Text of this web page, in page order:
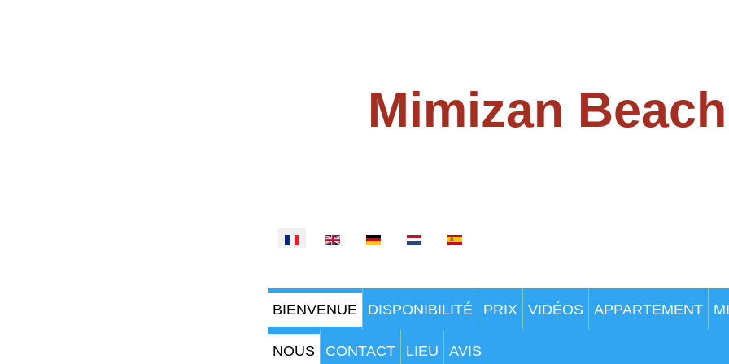
Mimizan Beach
Sélectionnez votre langue
BIENVENUE DISPONIBILITÉ PRIX VIDÉOS APPARTEMENT
NOUS CONTACT LIEU AVIS